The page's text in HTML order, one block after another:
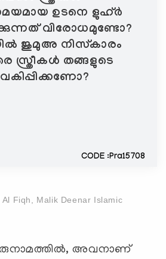
ഉടനെ ളുഹ്ർ
വിരോധമുണ്ടോ?
ജുമുഅ നിസ്കാരം
സ്ത്രീകൾ തങ്ങളുടെ
CODE :Pra15708
Fiqh, Malik Deenar Islamic
അവനാണ്